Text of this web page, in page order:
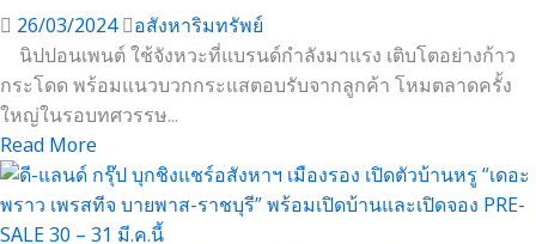
26/03/2024
อสังหาริมทรัพย์
นิปปอนเพนต์ ใช้จังหวะที่แบรนด์กำลังมาแรง เติบโตอย่างก้าว
กระโดด พร้อมแนวบวกกระแสตอบรับจากลูกค้า โหมตลาดครั้ง
ใหญ่ในรอบทศวรรษ...
Read More